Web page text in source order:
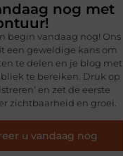
nog met
begin vandaag nog! Ons
een geweldige kans om
te delen en je blog met
te bereiken. Druk op
en zet de eerste
zichtbaarheid en groei.
u vandaag nog